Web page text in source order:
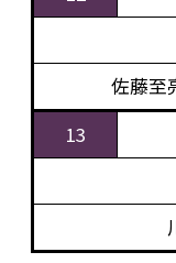
佐藤至
13